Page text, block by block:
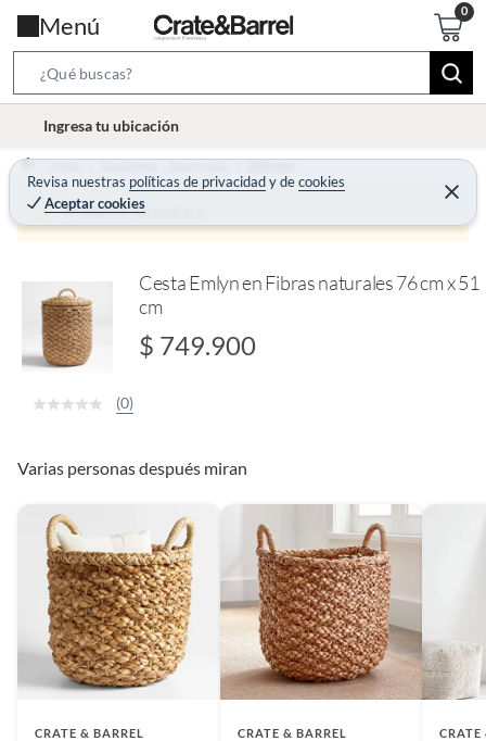
Menú
e
r
c
B
r
t
Ingresa tu ubicación
Revisa nuestras políticas de privacidadydecookies
Aceptar cookies
C
e
r
Home Decohogar - Decoración Adornos
Producto sin stock :(
Cesta Emlyn en Fibras naturales 76 cm x 51
cm
$ 749.900
(0)
Varias personas después miran
CRATE & BARREL CRATE & BARREL CRATE